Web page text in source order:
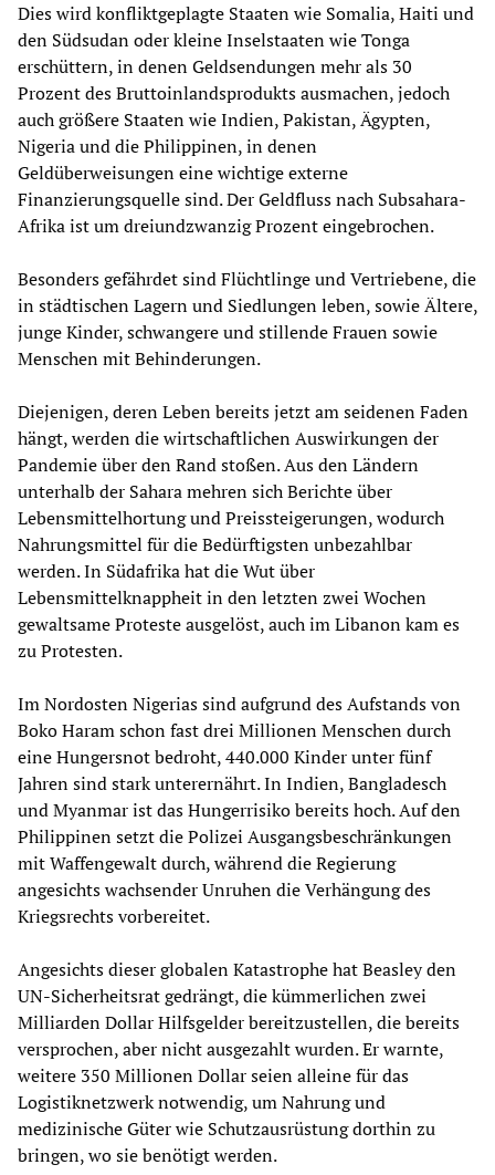
Dies wird konfliktgeplagte Staaten wie Somalia, Haiti und
den Südsudan oder kleine Inselstaaten wie Tonga
erschüttern, in denen Geldsendungen mehr als 30
Prozent des Bruttoinlandsprodukts ausmachen, jedoch
auch größere Staaten wie Indien, Pakistan, Ägypten,
Nigeria und die Philippinen, in denen
Geldüberweisungen eine wichtige externe
Finanzierungsquelle sind. Der Geldfluss nach Subsahara-
Afrika ist um dreiundzwanzig Prozent eingebrochen.
Besonders gefährdet sind Flüchtlinge und Vertriebene, die
in städtischen Lagern und Siedlungen leben, sowie Ältere,
junge Kinder, schwangere und stillende Frauen sowie
Menschen mit Behinderungen.
Diejenigen, deren Leben bereits jetzt am seidenen Faden
hängt, werden die wirtschaftlichen Auswirkungen der
Pandemie über den Rand stoßen. Aus den Ländern
unterhalb der Sahara mehren sich Berichte über
Lebensmittelhortung und Preissteigerungen, wodurch
Nahrungsmittel für die Bedürftigsten unbezahlbar
werden. In Südafrika hat die Wut über
Lebensmittelknappheit in den letzten zwei Wochen
gewaltsame Proteste ausgelöst, auch im Libanon kam es
zu Protesten.
Im Nordosten Nigerias sind aufgrund des Aufstands von
Boko Haram schon fast drei Millionen Menschen durch
eine Hungersnot bedroht, 440.000 Kinder unter fünf
Jahren sind stark unterernährt. In Indien, Bangladesch
und Myanmar ist das Hungerrisiko bereits hoch. Auf den
Philippinen setzt die Polizei Ausgangsbeschränkungen
mit Waffengewalt durch, während die Regierung
angesichts wachsender Unruhen die Verhängung des
Kriegsrechts vorbereitet.
Angesichts dieser globalen Katastrophe hat Beasley den
UN-Sicherheitsrat gedrängt, die kümmerlichen zwei
Milliarden Dollar Hilfsgelder bereitzustellen, die bereits
versprochen, aber nicht ausgezahlt wurden. Er warnte,
weitere 350 Millionen Dollar seien alleine für das
Logistiknetzwerk notwendig, um Nahrung und
medizinische Güter wie Schutzausrüstung dorthin zu
bringen, wo sie benötigt werden.